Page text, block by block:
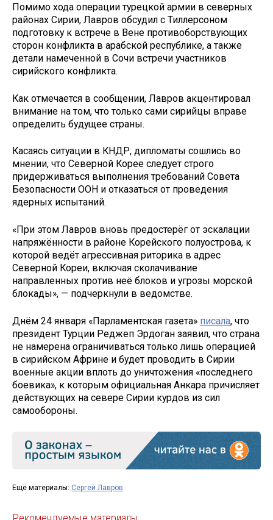
Помимо хода операции турецкой армии в северных
районах Сирии, Лавров обсудил с Тиллерсоном
подготовку к встрече в Вене противоборствующих
сторон конфликта в арабской республике, а также
детали намеченной в Сочи встречи участников
сирийского конфликта.
Как отмечается в сообщении, Лавров акцентировал
внимание на том, что только сами сирийцы вправе
определить будущее страны.
Касаясь ситуации в КНДР, дипломаты сошлись во
мнении, что Северной Корее следует строго
придерживаться выполнения требований Совета
Безопасности ООН и отказаться от проведения
ядерных испытаний.
«При этом Лавров вновь предостерёг от эскалации
напряжённости в районе Корейского полуострова, к
которой ведёт агрессивная риторика в адрес
Северной Кореи, включая сколачивание
направленных против неё блоков и угрозы морской
блокады», — подчеркнули в ведомстве.
Днём 24 января «Парламентская газета» писала, что
президент Турции Реджеп Эрдоган заявил, что страна
не намерена ограничиваться только лишь операцией
в сирийском Африне и будет проводить в Сирии
военные акции вплоть до уничтожения «последнего
боевика», к которым официальная Анкара причисляет
действующих на севере Сирии курдов из сил
самообороны.
Ещё материалы: Сергей Лавров